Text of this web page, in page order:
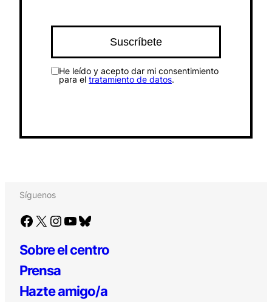
He leído y acepto dar mi consentimiento
para el tratamiento de datos.
Síguenos
Facebook X Instagram YouTube Bluesky
Sobre el centro
Prensa
Hazte amigo/a